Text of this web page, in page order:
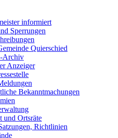
informiert
Sperrungen
Quierschied
Archiv
Anzeiger
Bekanntmachungen
und Ortsräte
Richtlinien